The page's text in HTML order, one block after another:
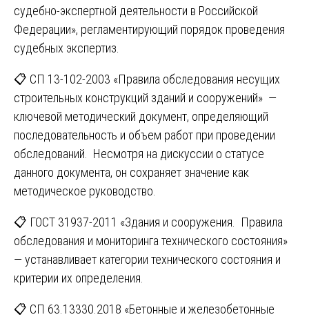
судебно-экспертной деятельности в Российской
Федерации», регламентирующий порядок проведения
судебных экспертиз.
📋 СП 13-102-2003 «Правила обследования несущих
строительных конструкций зданий и сооружений» —
ключевой методический документ, определяющий
последовательность и объем работ при проведении
обследований. Несмотря на дискуссии о статусе
данного документа, он сохраняет значение как
методическое руководство.
📋 ГОСТ 31937-2011 «Здания и сооружения. Правила
обследования и мониторинга технического состояния»
— устанавливает категории технического состояния и
критерии их определения.
📋 СП 63.13330.2018 «Бетонные и железобетонные